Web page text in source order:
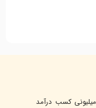
کسب درآمد